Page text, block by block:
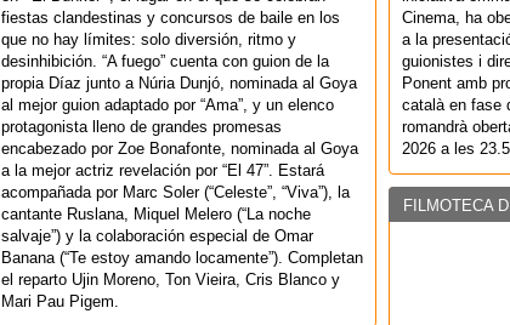
Cinema, ha
a la
guionistes i
Ponent amb
català en fase
romandrà
2026 a les
FILMOTECA
fiestas clandestinas y concursos de baile en los
que no hay límites: solo diversión, ritmo y
desinhibición. “A fuego” cuenta con guion de la
propia Díaz junto a Núria Dunjó, nominada al Goya
al mejor guion adaptado por “Ama”, y un elenco
protagonista lleno de grandes promesas
encabezado por Zoe Bonafonte, nominada al Goya
a la mejor actriz revelación por “El 47”. Estará
acompañada por Marc Soler (“Celeste”, “Viva”), la
cantante Ruslana, Miquel Melero (“La noche
salvaje”) y la colaboración especial de Omar
Banana (“Te estoy amando locamente”). Completan
el reparto Ujin Moreno, Ton Vieira, Cris Blanco y
Mari Pau Pigem.